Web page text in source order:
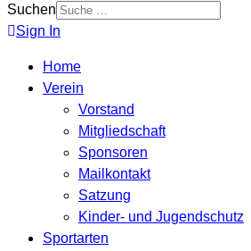
Suchen
Sign In
Home
Verein
Vorstand
Mitgliedschaft
Sponsoren
Mailkontakt
Satzung
Kinder- und Jugendschutz
Sportarten